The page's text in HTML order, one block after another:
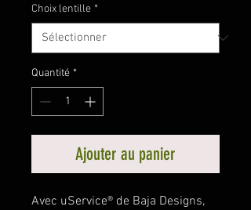
Choix lentille *
Quantité *
Ajouter au panier
Avec uService® de Baja Designs,